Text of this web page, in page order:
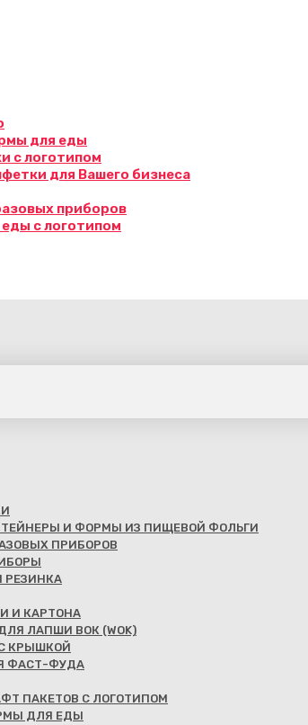
для еды
с логотипом
для Вашего бизнеса
приборов
с логотипом
И ФОРМЫ ИЗ ПИЩЕВОЙ ФОЛЬГИ
ПРИБОРОВ
РЕЗИНКА
И КАРТОНА
ЛАПШИ ВОК (WOK)
КРЫШКОЙ
ФАСТ-ФУДА
ПАКЕТОВ С ЛОГОТИПОМ
ДЛЯ ЕДЫ